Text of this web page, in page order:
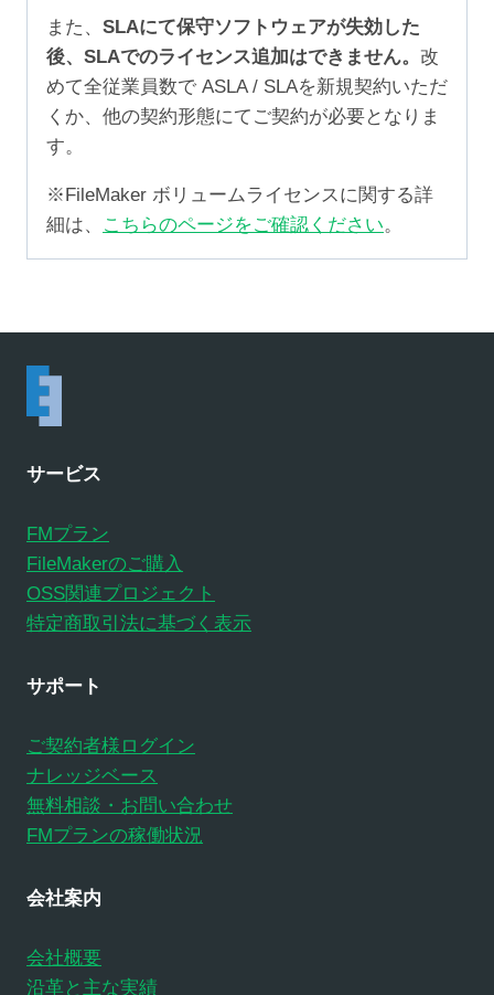
また、 SLAにて保守ソフトウェアが失効した
後、SLAでのライセンス追加はできません。 改
めて全従業員数で ASLA / SLAを新規契約いただ
くか、他の契約形態にてご契約が必要となりま
す。
※FileMaker ボリュームライセンスに関する詳
細は、
こちらのページをご確認ください。
サービス
FMプラン
FileMakerのご購入
OSS関連プロジェクト
特定商取引法に基づく表示
サポート
ご契約者様ログイン
ナレッジベース
無料相談・お問い合わせ
FMプランの稼働状況
会社案内
会社概要
沿革と主な実績